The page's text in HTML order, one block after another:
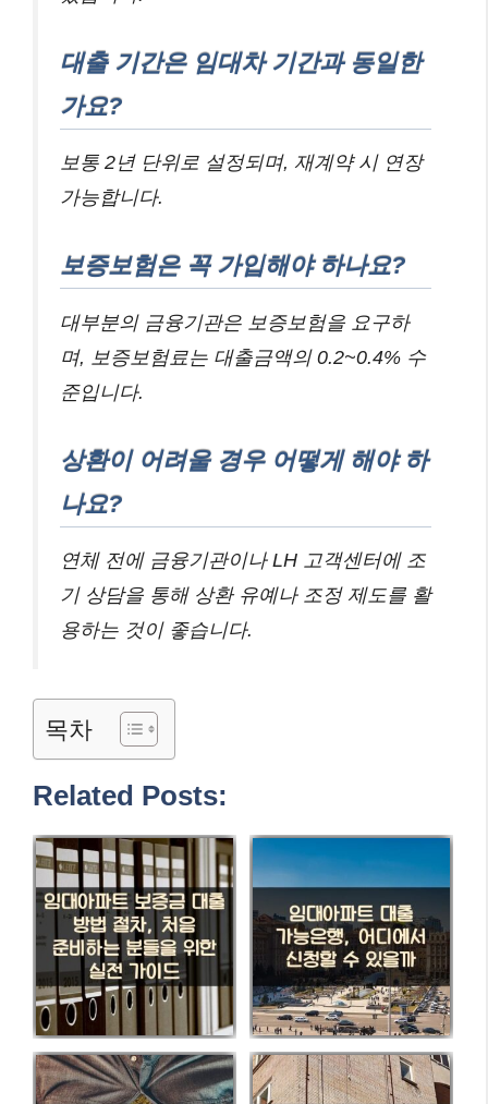
대출 기간은 임대차 기간과 동일한
가요?
보통 2년 단위로 설정되며, 재계약 시 연장
가능합니다.
보증보험은 꼭 가입해야 하나요?
대부분의 금융기관은 보증보험을 요구하
며, 보증보험료는 대출금액의 0.2~0.4% 수
준입니다.
상환이 어려울 경우 어떻게 해야 하
나요?
연체 전에 금융기관이나 LH 고객센터에 조
기 상담을 통해 상환 유예나 조정 제도를 활
용하는 것이 좋습니다.
목차
Related Posts: